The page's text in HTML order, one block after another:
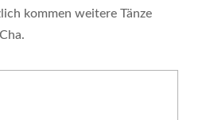
kommen weitere Tänze